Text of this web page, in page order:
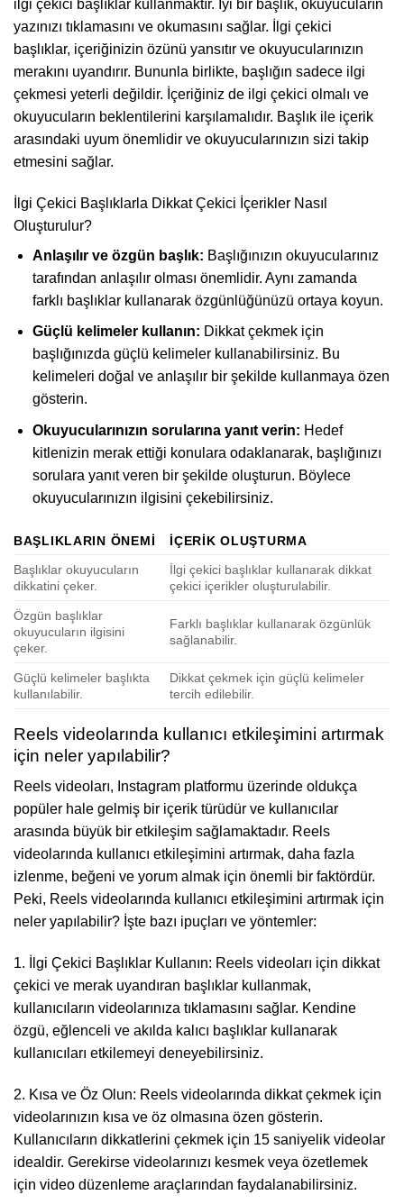
ilgi çekici başlıklar kullanmaktır. İyi bir başlık, okuyucuların
yazınızı tıklamasını ve okumasını sağlar. İlgi çekici
başlıklar, içeriğinizin özünü yansıtır ve okuyucularınızın
merakını uyandırır. Bununla birlikte, başlığın sadece ilgi
çekmesi yeterli değildir. İçeriğiniz de ilgi çekici olmalı ve
okuyucuların beklentilerini karşılamalıdır. Başlık ile içerik
arasındaki uyum önemlidir ve okuyucularınızın sizi takip
etmesini sağlar.
İlgi Çekici Başlıklarla Dikkat Çekici İçerikler Nasıl
Oluşturulur?
Anlaşılır ve özgün başlık: Başlığınızın okuyucularınız
tarafından anlaşılır olması önemlidir. Aynı zamanda
farklı başlıklar kullanarak özgünlüğünüzü ortaya koyun.
Güçlü kelimeler kullanın: Dikkat çekmek için
başlığınızda güçlü kelimeler kullanabilirsiniz. Bu
kelimeleri doğal ve anlaşılır bir şekilde kullanmaya özen
gösterin.
Okuyucularınızın sorularına yanıt verin: Hedef
kitlenizin merak ettiği konulara odaklanarak, başlığınızı
sorulara yanıt veren bir şekilde oluşturun. Böylece
okuyucularınızın ilgisini çekebilirsiniz.
BAŞLIKLARIN ÖNEMI
İÇERIK OLUŞTURMA
Başlıklar okuyucuların
dikkatini çeker.
İlgi çekici başlıklar kullanarak dikkat
çekici içerikler oluşturulabilir.
Özgün başlıklar
okuyucuların ilgisini
çeker.
Farklı başlıklar kullanarak özgünlük
sağlanabilir.
Güçlü kelimeler başlıkta
kullanılabilir.
Dikkat çekmek için güçlü kelimeler
tercih edilebilir.
Reels videolarında kullanıcı etkileşimini artırmak
için neler yapılabilir?
Reels videoları, Instagram platformu üzerinde oldukça
popüler hale gelmiş bir içerik türüdür ve kullanıcılar
arasında büyük bir etkileşim sağlamaktadır. Reels
videolarında kullanıcı etkileşimini artırmak, daha fazla
izlenme, beğeni ve yorum almak için önemli bir faktördür.
Peki, Reels videolarında kullanıcı etkileşimini artırmak için
neler yapılabilir? İşte bazı ipuçları ve yöntemler:
1. İlgi Çekici Başlıklar Kullanın: Reels videoları için dikkat
çekici ve merak uyandıran başlıklar kullanmak,
kullanıcıların videolarınıza tıklamasını sağlar. Kendine
özgü, eğlenceli ve akılda kalıcı başlıklar kullanarak
kullanıcıları etkilemeyi deneyebilirsiniz.
2. Kısa ve Öz Olun: Reels videolarında dikkat çekmek için
videolarınızın kısa ve öz olmasına özen gösterin.
Kullanıcıların dikkatlerini çekmek için 15 saniyelik videolar
idealdir. Gerekirse videolarınızı kesmek veya özetlemek
için video düzenleme araçlarından faydalanabilirsiniz.